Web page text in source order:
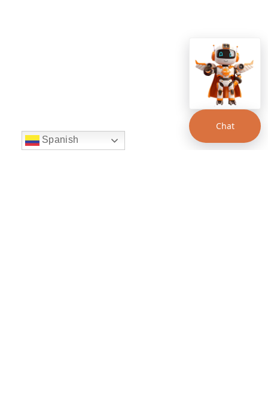
Spanish
Chat